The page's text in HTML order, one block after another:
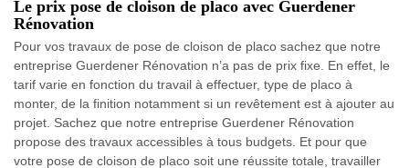
Le prix pose de cloison de placo avec Guerdener
Rénovation
Pour vos travaux de pose de cloison de placo sachez que notre
entreprise Guerdener Rénovation n’a pas de prix fixe. En effet, le
tarif varie en fonction du travail à effectuer, type de placo à
monter, de la finition notamment si un revêtement est à ajouter au
projet. Sachez que notre entreprise Guerdener Rénovation
propose des travaux accessibles à tous budgets. Et pour que
votre pose de cloison de placo soit une réussite totale, travailler